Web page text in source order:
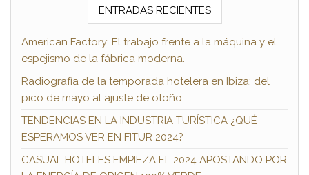
ENTRADAS RECIENTES
American Factory: El trabajo frente a la máquina y el
espejismo de la fábrica moderna.
Radiografía de la temporada hotelera en Ibiza: del
pico de mayo al ajuste de otoño
TENDENCIAS EN LA INDUSTRIA TURÍSTICA ¿QUÉ
ESPERAMOS VER EN FITUR 2024?
CASUAL HOTELES EMPIEZA EL 2024 APOSTANDO POR